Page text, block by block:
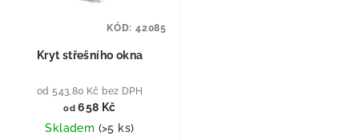
Kryt střešního okna
od 543,80 Kč bez DPH
od 658 Kč
Skladem (>5 ks)
KÓD: 42085